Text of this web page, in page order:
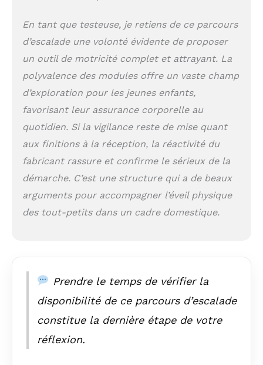
10 secondes : Se
range facilement
contre un mur, idéal
pour les petits
espaces sans
compromettre
Bois de hêtre massif
: Finition lisse et
sans odeur, durable
d’échardes.
Supporte jusqu’à 80
kg sans vaciller
En tant que testeuse, je retiens de ce parcours
d’escalade une volonté évidente de proposer
un outil de motricité complet et attrayant. La
polyvalence des modules offre un vaste champ
d’exploration pour les jeunes enfants,
favorisant leur assurance corporelle au
quotidien. Si la vigilance reste de mise quant
aux finitions à la réception, la réactivité du
fabricant rassure et confirme le sérieux de la
démarche. C’est une structure qui a de beaux
arguments pour accompagner l’éveil physique
des tout-petits dans un cadre domestique.
Prendre le temps de vérifier la
disponibilité de ce parcours d’escalade
constitue la dernière étape de votre
réflexion.